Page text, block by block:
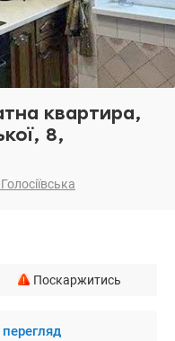
квартира,
8,
Поскаржитись